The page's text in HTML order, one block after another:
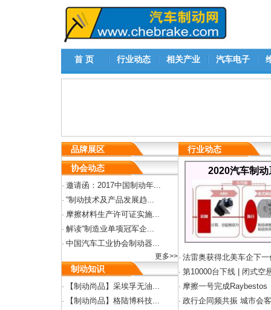
首 页 行业动态 相关产业 汽车电子
品牌展区
行业动态
协会动态
· 邀请函：2017中国制动年...
· “制动技术及产品发展趋...
· 摩擦材料生产许可证实施...
· 解读“制造业单项冠军企...
· 中国汽车工业协会制动器...
更多>>
制动知识
· 【制动尚品】采埃孚无油...
· 【制动尚品】格陆博科技...
2020汽车制
· 法雷奥获得北美车企下
· 第10000台下线 | 闭式空
· 摩擦一号完成Raybestos
· 政行企同频共振 城市会